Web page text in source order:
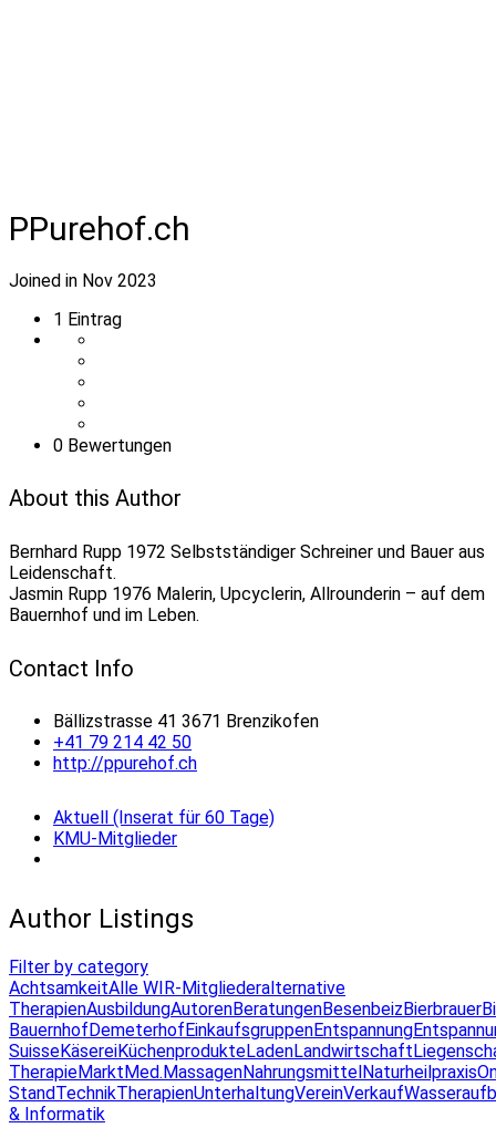
PPurehof.ch
Joined in Nov 2023
1 Eintrag
0 Bewertungen
About this Author
Bernhard Rupp 1972 Selbstständiger Schreiner und Bauer aus
Leidenschaft.
Jasmin Rupp 1976 Malerin, Upcyclerin, Allrounderin – auf dem
Bauernhof und im Leben.
Contact Info
Bällizstrasse 41 3671 Brenzikofen
+41 79 214 42 50
http://ppurehof.ch
Aktuell (Inserat für 60 Tage)
KMU-Mitglieder
Author Listings
Filter by category
AchtsamkeitAlle WIR-Mitgliederalternative
TherapienAusbildungAutorenBeratungenBesenbeizBierbrauer
BauernhofDemeterhofEinkaufsgruppenEntspannung
SuisseKäsereiKüchenprodukteLadenLandwirtschaft
TherapieMarktMed.MassagenNahrungsmittelNaturheilpraxis
StandTechnikTherapienUnterhaltungVereinVerkauf
& Informatik